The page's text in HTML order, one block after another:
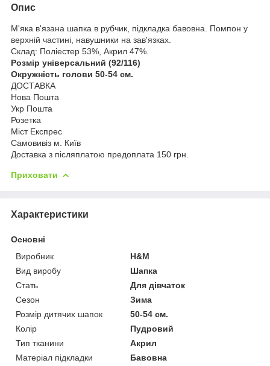
Опис
М'яка в'язана шапка в рубчик, підкладка бавовна. Помпон у
верхній частині, навушники на зав'язках.
Склад: Поліестер 53%, Акрил 47%.
Розмір універсальний (92/116)
Окружність голови 50-54 см.
ДОСТАВКА
Нова Пошта
Укр Пошта
Розетка
Міст Експрес
Самовивіз м. Київ
Доставка з післяплатою предоплата 150 грн.
Приховати
Характеристики
Основні
Виробник
H&M
Вид виробу
Шапка
Стать
Для дівчаток
Сезон
Зима
Розмір дитячих шапок
50-54 см.
Колір
Пудровий
Тип тканини
Акрил
Матеріал підкладки
Бавовна